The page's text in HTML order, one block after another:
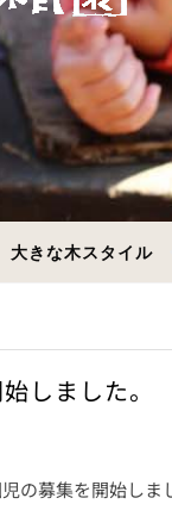
大きな木スタイル
しました。
の募集を開始しま